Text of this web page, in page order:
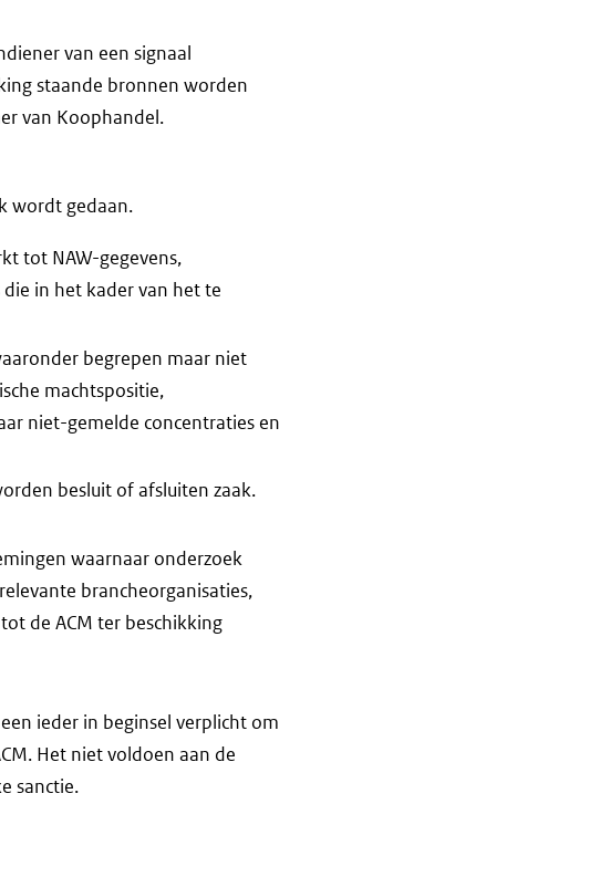
van een signaal
staande bronnen worden
van Koophandel.
wordt gedaan.
tot NAW-gegevens,
in het kader van het te
begrepen maar niet
machtspositie,
niet-gemelde concentraties en
besluit of afsluiten zaak.
waarnaar onderzoek
brancheorganisaties,
de ACM ter beschikking
ieder in beginsel verplicht om
Het niet voldoen aan de
sanctie.